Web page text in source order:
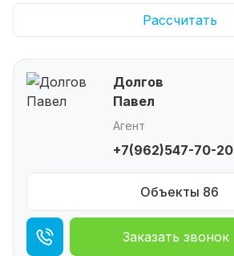
Рассчитать
Долгов
Павел
Агент
+7(962)547-70-20
Объекты 86
Заказать звонок